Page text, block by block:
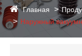
Главная
Наружный